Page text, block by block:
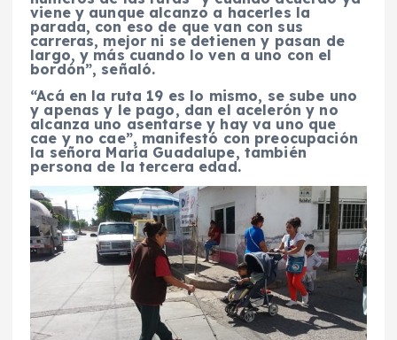
viene y aunque alcanzo a hacerles la
parada, con eso de que van con sus
carreras, mejor ni se detienen y pasan de
largo, y más cuando lo ven a uno con el
bordón”, señaló.
“Acá en la ruta 19 es lo mismo, se sube uno
y apenas y le pago, dan el acelerón y no
alcanza uno asentarse y hay va uno que
cae y no cae”, manifestó con preocupación
la señora María Guadalupe, también
persona de la tercera edad.